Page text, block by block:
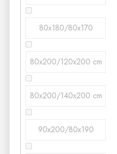
80x180/80x170
80x200/120x200 cm
80x200/140x200 cm
90x200/80x190